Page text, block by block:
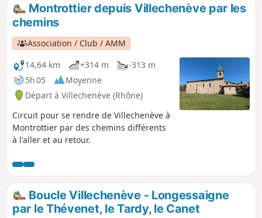
Montrottier depuis Villechenève par les
chemins
Association / Club / AMM
14,64 km
+314 m
-313 m
5h 05
Moyenne
Départ à Villechenève (Rhône)
Circuit pour se rendre de Villechenève à
Montrottier par des chemins différents
à l'aller et au retour.
Boucle Villechenève - Longessaigne
par le Thévenet, le Tardy, le Canet